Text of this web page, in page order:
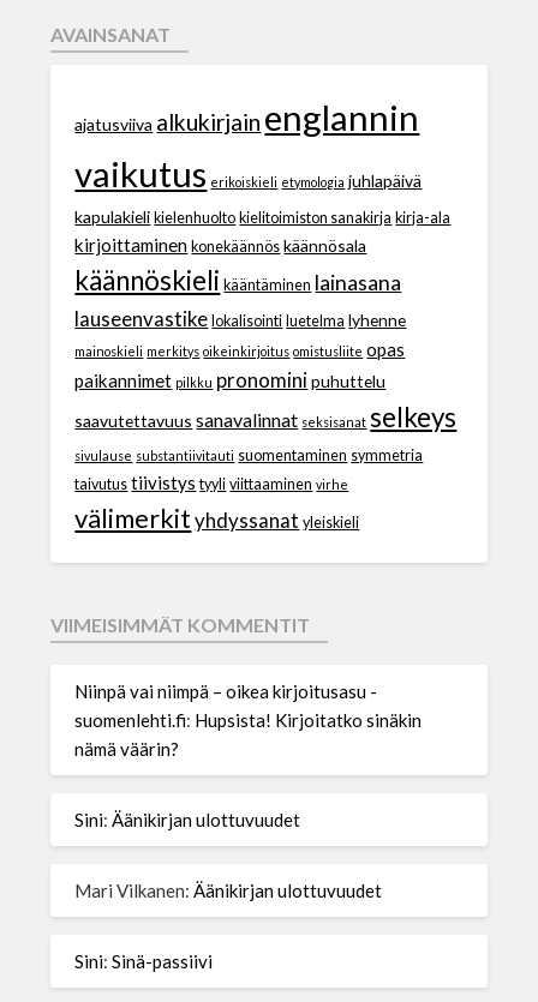
AVAINSANAT
ajatusviiva alkukirjain englannin
vaikutus erikoiskieli etymologia juhlapäivä
kapulakieli kielenhuolto kielitoimiston sanakirja kirja-ala
kirjoittaminen konekäännös käännösala
käännöskieli kääntäminen lainasana
lauseenvastike lokalisointi luetelma lyhenne
mainoskieli merkitys oikeinkirjoitus omistusliite opas
paikannimet pilkku pronomini puhuttelu
saavutettavuus sanavalinnat seksisanat selkeys
sivulause substantiivitauti suomentaminen symmetria
taivutus tiivistys tyyli viittaaminen virhe
välimerkit yhdyssanat yleiskieli
VIIMEISIMMÄT KOMMENTIT
Niinpä vai niimpä – oikea kirjoitusasu -
suomenlehti.fi: Hupsista! Kirjoitatko sinäkin
nämä väärin?
Sini:Äänikirjan ulottuvuudet
Mari Vilkanen:Äänikirjan ulottuvuudet
Sini:Sinä-passiivi